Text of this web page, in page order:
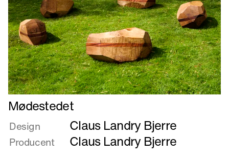
Læs
mere
om
Mødestedet
Mødestedet
Design Claus Landry Bjerre
Producent Claus Landry Bjerre